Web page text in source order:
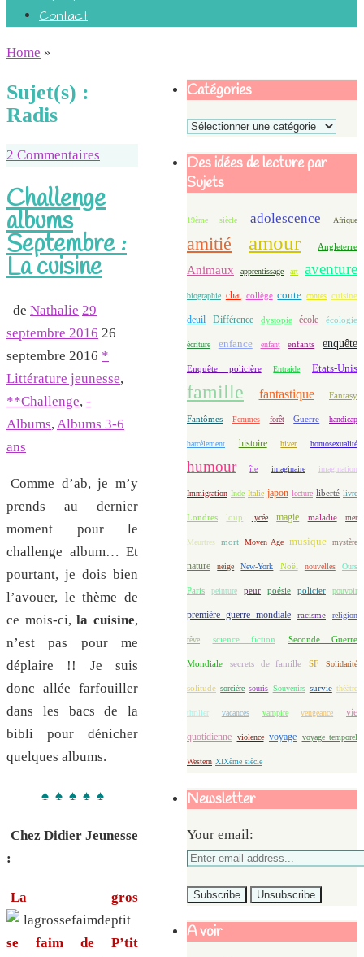
Contact
Home »
Sujet(s) :
Radis
2 Commentaires
Challenge
albums
Septembre :
La cuisine
de Nathalie 29
septembre 2016 26
septembre 2016 *
Littérature jeunesse,
**Challenge, -
Albums,Albums 3-6
ans
Comme d’ab, je m’y
prends au dernier
moment pour le
challenge album… Et
pourtant, je dois bien
l’avouer, le thème de
ce mois-ci,la cuisine,
n’est pas pour me
déplaire !! Je suis
donc allée farfouiller
dans les bacs de la
bibli pour dénicher
quelques albums.
♠ ♠ ♠ ♠ ♠
Chez Didier Jeunesse
:
La gros
se faim de P’tit
Catégories
Catégories
Des idées de lecture par
Sujets
19ème siècle adolescence Afrique
amitié amour Angleterre
Animaux apprentissage art aventure
biographie chat collège conte contes cuisine
deuil Différence dystopie école écologie
écriture enfance enfant enfants enquête
Enquête policière Entraide Etats-Unis
famille fantastique Fantasy
Fantômes Femmes forêt Guerre handicap
harcèlement histoire hiver homosexualité
humour île imaginaire imagination
Immigration Inde Italie japon lecture liberté livre
Londres loup lycée magie maladie mer
Meurtres mort Moyen Age musique mystère
nature neige New-York Noël nouvelles Ours
Paris peinture peur poésie policier pouvoir
première guerre mondiale racisme religion
rêve science fiction Seconde Guerre
Mondiale secrets de famille SF Solidarité
solitude sorcière souris Souvenirs survie théâtre
thriller vacances vampire vengeance vie
quotidienne violence voyage voyage temporel
Western XIXème siècle
Newsletter
Your email:
A voir